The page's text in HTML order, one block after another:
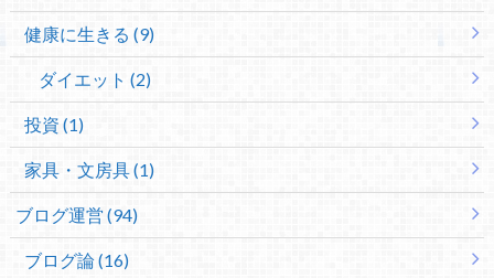
健康に生きる (9)
ダイエット (2)
投資 (1)
家具・文房具 (1)
ブログ運営 (94)
ブログ論 (16)